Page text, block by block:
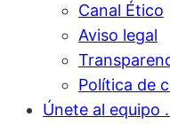
Canal Ético
Aviso legal
Política de
Únete al equipo